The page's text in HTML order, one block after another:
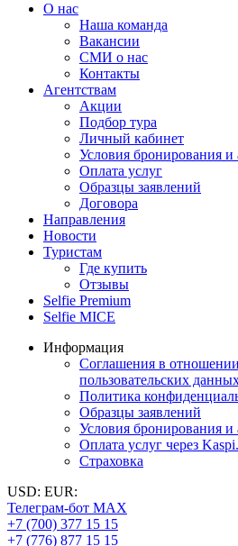
О нас
Наша команда
Вакансии
СМИ о нас
Контакты
Агентствам
Акции
Подбор тура
Личный кабинет
Условия бронирования и
Оплата услуг
Образцы заявлений
Договора
Направления
Новости
Туристам
Где купить
Отзывы
Selfie Premium
Selfie MICE
Информация
Соглашения в
пользовательских
Политика
Образцы заявлений
Условия бронирования и
Оплата услуг через
Страховка
USD: EUR:
Телеграм-бот MAX
+7 (700) 377 15 15
+7 (776) 877 15 15